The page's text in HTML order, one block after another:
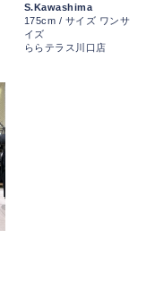
S.Kawashima
175cm / サイズ ワンサ
イズ
ららテラス川口店